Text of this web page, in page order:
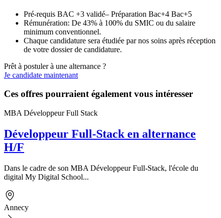
Pré-requis BAC +3 validé– Préparation Bac+4 Bac+5
Rémunération: De 43% à 100% du SMIC ou du salaire
minimum conventionnel.
Chaque candidature sera étudiée par nos soins après réception
de votre dossier de candidature.
Prêt à postuler à une alternance ?
Je candidate maintenant
Ces offres pourraient également vous intéresser
MBA Développeur Full Stack
Développeur Full-Stack en alternance
H/F
Dans le cadre de son MBA Développeur Full-Stack, l'école du
digital My Digital School...
Annecy